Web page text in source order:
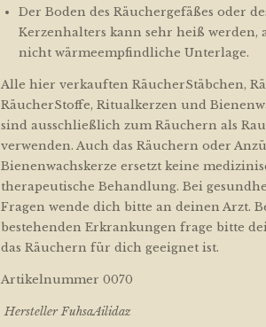
Der Boden des Räuchergefäßes oder
Kerzenhalters kann sehr heiß werden,
nicht wärmeempfindliche Unterlage.
Alle hier verkauften RäucherStäbchen,
RäucherStoffe, Ritualkerzen und
sind ausschließlich zum Räuchern als
verwenden. Auch das Räuchern oder
Bienenwachskerze ersetzt keine
therapeutische Behandlung. Bei
Fragen wende dich bitte an deinen Arzt.
bestehenden Erkrankungen frage bitte
das Räuchern für dich geeignet ist.
Artikelnummer 0070
Hersteller FuhsaAilidaz